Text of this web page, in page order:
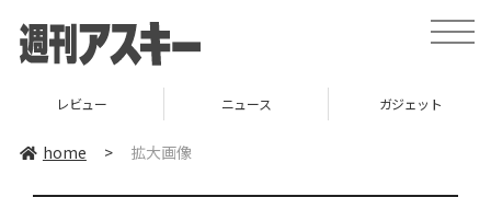
toggle
レビュー ニュース ガジェット
home > 拡大画像